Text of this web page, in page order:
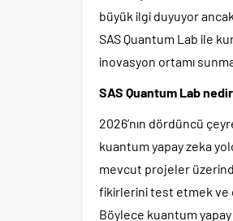
büyük ilgi duyuyor
SAS Quantum Lab ile
inovasyon ortamı
SAS Quantum Lab
2026’nın dördüncü
kuantum yapay zeka
mevcut projeler
fikirlerini test etmek ve
Böylece kuantum